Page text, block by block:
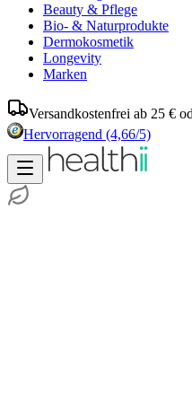
Beauty & Pflege
Bio- & Naturprodukte
Dermokosmetik
Longevity
Marken
Versandkostenfrei ab 25 €
Hervorragend (4,66/5)